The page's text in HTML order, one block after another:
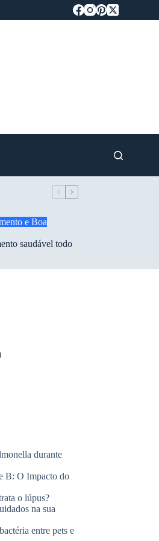
e Boa
saudável todo
durante
B: O Impacto do
o lúpus?
na sua
entre pets e